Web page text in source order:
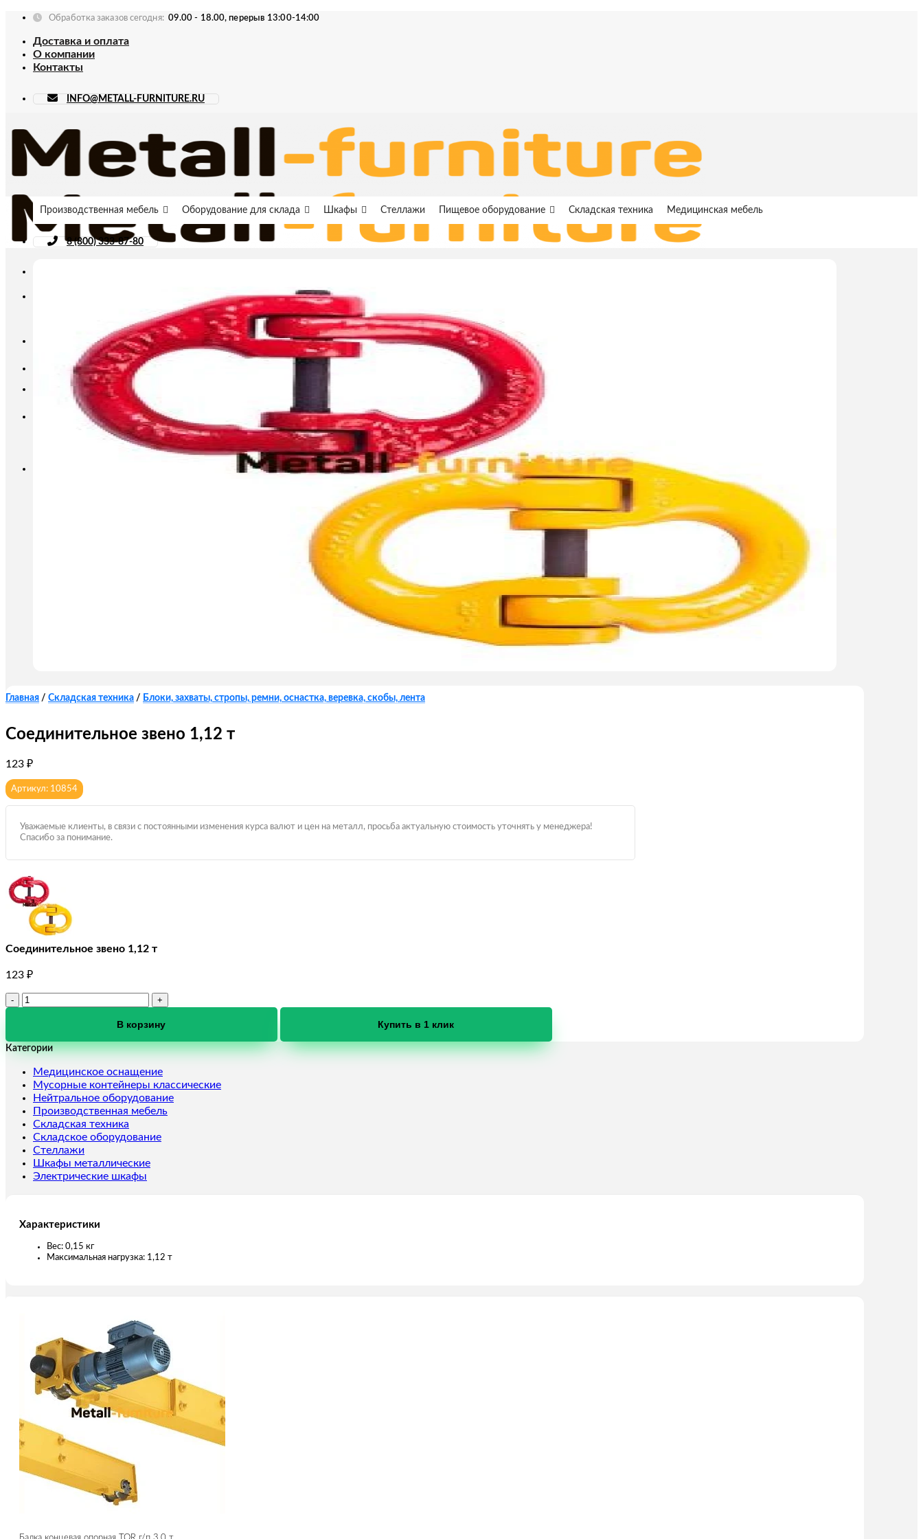
Skip
content
Обработка заказов сегодня: 09.00 - 18.00, перерыв 13:00-14:00
Доставка и оплата
О компании
Контакты
INFO@METALL-FURNITURE.RU
INFO@METALL-FURNITURE.RU
8 (800) 333-87-80
Производственная мебель Оборудование для склада Шкафы Стеллажи Пищевое оборудование Складская техника Медицинская мебель
8 (800) 333-87-80
Главная / Складская техника / Блоки, захваты, стропы, ремни, оснастка, веревка, скобы, лента
Соединительное звено 1,12 т
123 ₽
Артикул: 10854
Уважаемые клиенты, в связи с постоянными изменения курса валют и цен на металл, просьба актуальную стоимость уточнять у менеджера!
Спасибо за понимание.
Соединительное звено 1,12 т
123 ₽
Количество
1,12
В корзину Купить в 1 клик
Категории
Медицинское оснащение
Мусорные контейнеры классические
Нейтральное оборудование
Производственная мебель
Складская техника
Складское оборудование
Стеллажи
Шкафы металлические
Электрические шкафы
Характеристики
Вес: 0,15 кг
Максимальная нагрузка: 1,12 т